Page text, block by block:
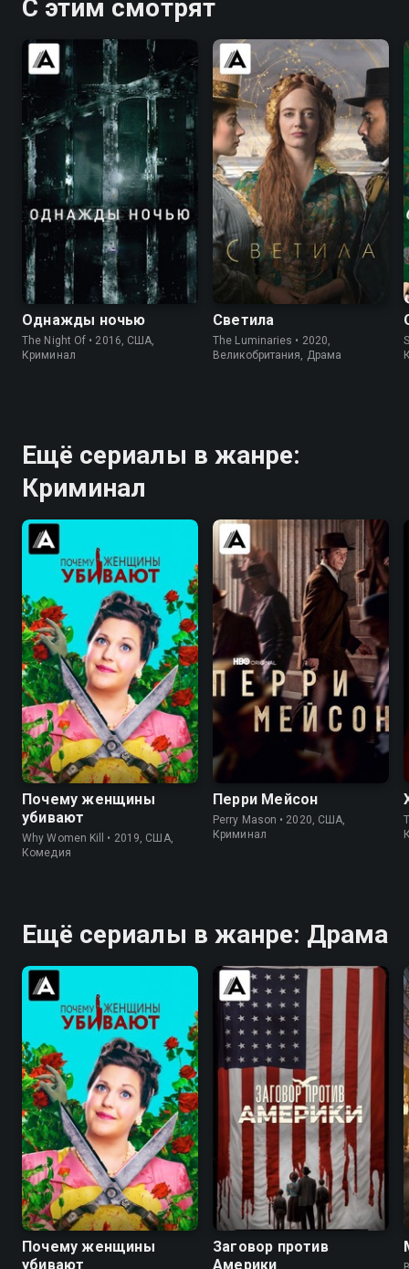
С этим смотрят
7.8 8.4
Однажды ночью
The Night Of • 2016, США,
Криминал
7.0 6.4
Светила
The Luminaries • 2020,
Великобритания, Драма
Ещё сериалы в жанре:
Криминал
8.3 8.3
Почему женщины
убивают
Why Women Kill • 2019, США,
Комедия
Перри Мейсон
Perry Mason • 2020, США,
Криминал
Ещё сериалы в жанре: Драма
8.3 8.3
Почему женщины
убивают
6.7 7.3
Заговор против
Америки